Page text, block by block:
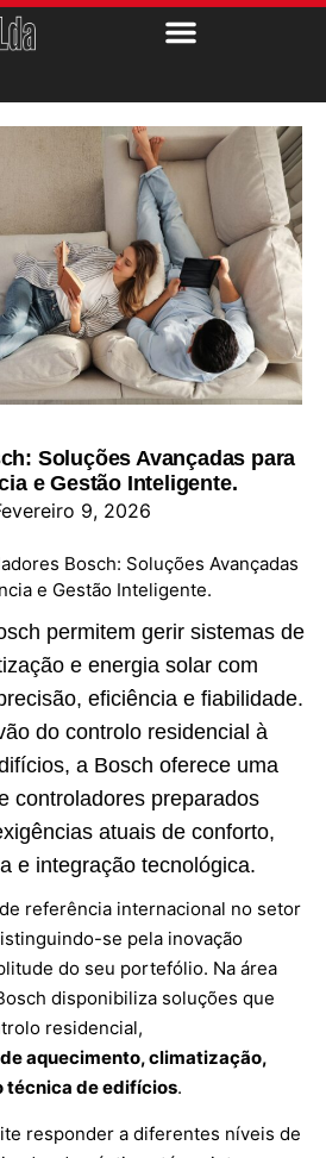
Soluções Avançadas para
e Gestão Inteligente.
9, 2026
Bosch: Soluções Avançadas
e Gestão Inteligente.
permitem gerir sistemas de
e energia solar com
eficiência e fiabilidade.
do controlo residencial à
a Bosch oferece uma
controladores preparados
atuais de conforto,
e integração tecnológica.
referência internacional no setor
se pela inovação
do seu portefólio. Na área
disponibiliza soluções que
residencial,
aquecimento, climatização,
técnica de edifícios.
responder a diferentes níveis de